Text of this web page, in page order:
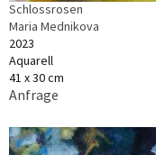
Schlossrosen
Maria Mednikova
2023
Aquarell
41 x 30 cm
Anfrage